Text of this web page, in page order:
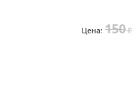
Цена: 150